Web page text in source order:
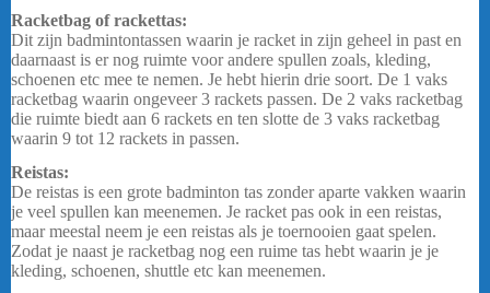
Racketbag of rackettas:
Dit zijn badmintontassen waarin je racket in zijn geheel in past en
daarnaast is er nog ruimte voor andere spullen zoals, kleding,
schoenen etc mee te nemen. Je hebt hierin drie soort. De 1 vaks
racketbag waarin ongeveer 3 rackets passen. De 2 vaks racketbag
die ruimte biedt aan 6 rackets en ten slotte de 3 vaks racketbag
waarin 9 tot 12 rackets in passen.
Reistas:
De reistas is een grote badminton tas zonder aparte vakken waarin
je veel spullen kan meenemen. Je racket pas ook in een reistas,
maar meestal neem je een reistas als je toernooien gaat spelen.
Zodat je naast je racketbag nog een ruime tas hebt waarin je je
kleding, schoenen, shuttle etc kan meenemen.